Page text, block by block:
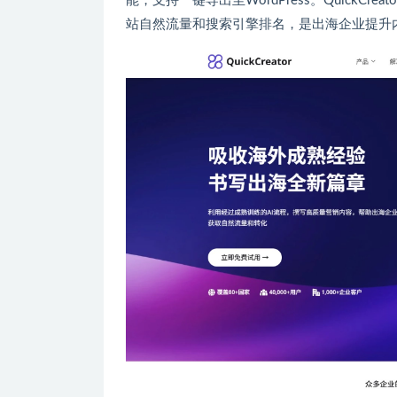
站自然流量和搜索引擎排名，是出海企业提